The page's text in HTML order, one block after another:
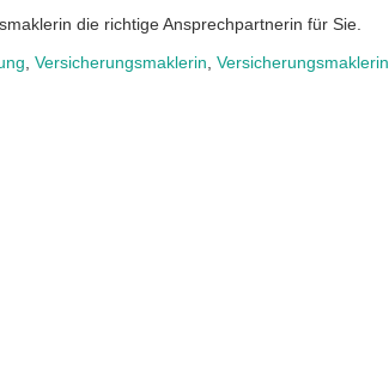
die richtige Ansprechpartnerin für Sie.
Versicherungsmaklerin Versicherungsmaklerin